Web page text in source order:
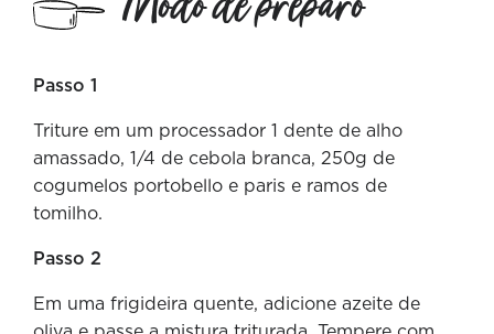
Passo 1
Triture em um processador 1 dente de alho
amassado, 1/4 de cebola branca, 250g de
cogumelos portobello e paris e ramos de
tomilho.
Passo 2
Em uma frigideira quente, adicione azeite de